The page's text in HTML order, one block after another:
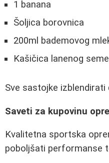
1 banana
Šoljica borovnica
200ml bademovog
Kašičica lanenog
Sve sastojke izblendirati
Saveti za kupovinu
Kvalitetna sportska
poboljšati performanse